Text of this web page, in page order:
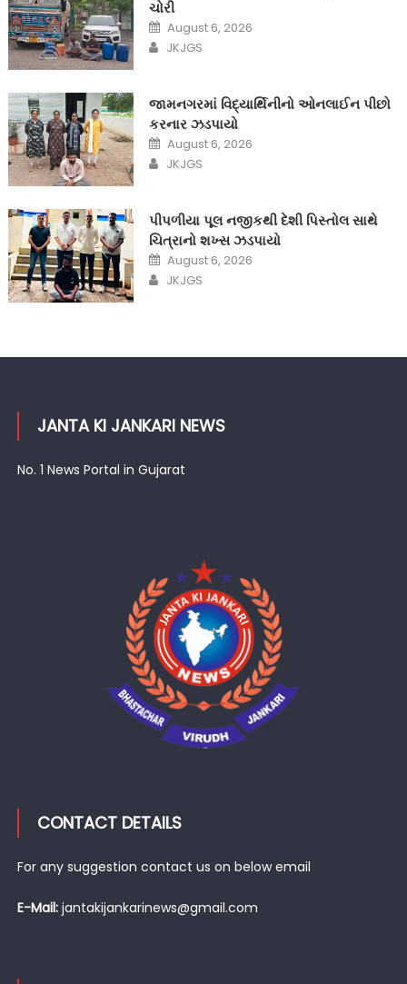
ચોરી
Posted
on
August 6, 2026
Author
JKJGS
જામનગરમાં વિદ્યાર્થિનીનો ઓનલાઈન પીછો
કરનાર ઝડપાયો
Posted
on
August 6, 2026
Author
JKJGS
પીપળીયા પૂલ નજીકથી દેશી પિસ્તોલ સાથે
ચિત્રાનો શખ્સ ઝડપાયો
Posted
on
August 6, 2026
Author
JKJGS
JANTA KI JANKARI NEWS
No. 1 News Portal in Gujarat
CONTACT DETAILS
For any suggestion contact us on below email
E-Mail: jantakijankarinews@gmail.com